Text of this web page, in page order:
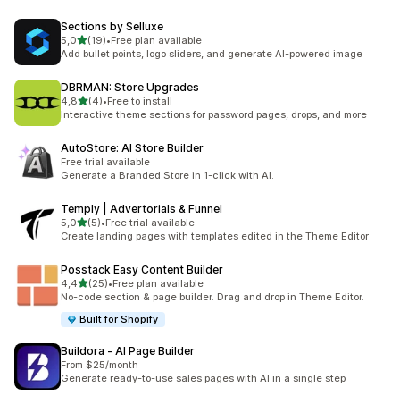
Sections by Selluxe
5,0av 5 stjerner
(19)
Totalt 19 omtaler
•Free plan available
Add bullet points, logo sliders, and generate AI-powered image
DBRMAN: Store Upgrades
4,8av 5 stjerner
(4)
Totalt 4 omtaler
•Free to install
Interactive theme sections for password pages, drops, and more
AutoStore: AI Store Builder
Free trial available
Generate a Branded Store in 1-click with AI.
Temply | Advertorials & Funnel
5,0av 5 stjerner
(5)
Totalt 5 omtaler
•Free trial available
Create landing pages with templates edited in the Theme Editor
Posstack Easy Content Builder
4,4av 5 stjerner
(25)
Totalt 25 omtaler
•Free plan available
No-code section & page builder. Drag and drop in Theme Editor.
Built for Shopify
Buildora ‑ AI Page Builder
From $25/month
Generate ready-to-use sales pages with AI in a single step